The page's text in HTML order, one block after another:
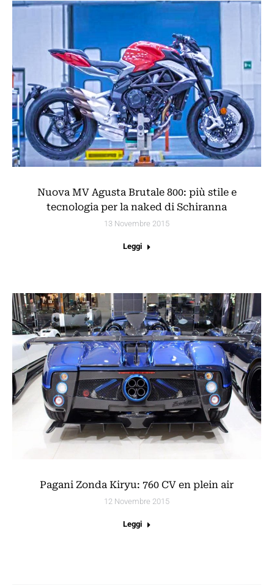
Nuova MV Agusta Brutale 800: più stile e
tecnologia per la naked di Schiranna
13 Novembre 2015
Leggi
Pagani Zonda Kiryu: 760 CV en plein air
12 Novembre 2015
Leggi